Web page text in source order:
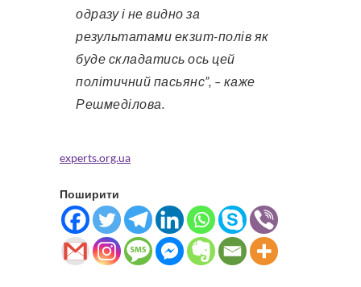
одразу і не видно за
результатами екзит-полів як
буде складатись ось цей
політичний пасьянс”, – каже
Решмеділова.
experts.org.ua
Поширити